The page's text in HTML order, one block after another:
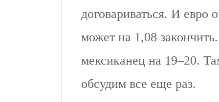
договариваться. И евро
может на 1,08
мексиканец на 19–20.
обсудим все еще раз.